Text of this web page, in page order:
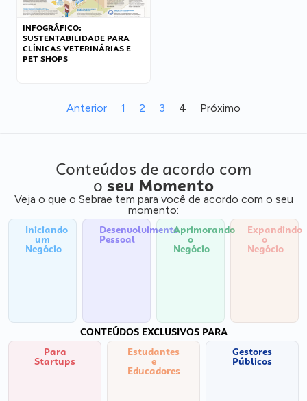
INFOGRÁFICO:
SUSTENTABILIDADE PARA
CLÍNICAS VETERINÁRIAS E
PET SHOPS
Anterior 1 2 3 4 Próximo
Conteúdos de acordo com
o seu Momento
Veja o que o Sebrae tem para você de acordo com o seu
momento:
Iniciando
um
Negócio
Desenvolvimento
Pessoal
Aprimorando
o
Negócio
Expandindo
o
Negócio
CONTEÚDOS EXCLUSIVOS PARA
Para
Startups
Estudantes
e
Educadores
Gestores
Públicos